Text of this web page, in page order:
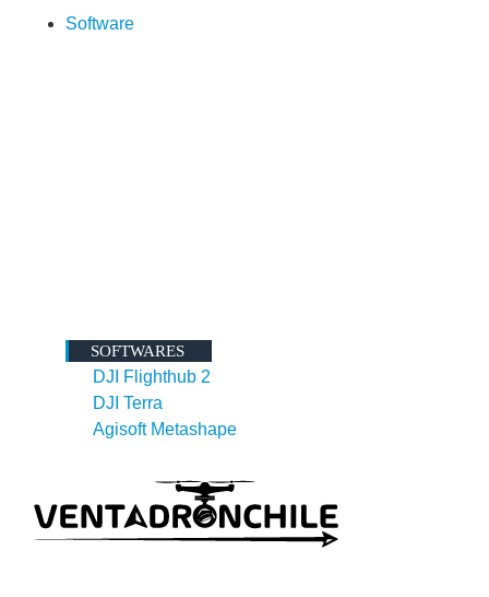
Software
SOFTWARES
DJI Flighthub 2
DJI Terra
Agisoft Metashape